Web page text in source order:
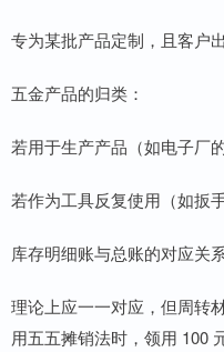
专为某批产品定制，且客户
五金产品的归类：
若用于生产产品（如电子厂
若作为工具反复使用（如扳
库存明细账与总账的对应关
理论上应一一对应，但周转
用五五摊销法时，领用 100